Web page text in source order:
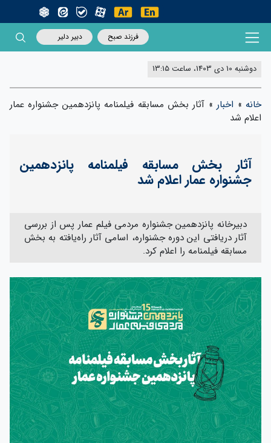
فرزند صبح دبیر دلیر
دوشنبه 10 دی 1403، ساعت 13:15
خانه» اخبار » آثار بخش مسابقه فیلمنامه‌ پانزدهمین جشنواره عمار
اعلام شد
آثار بخش مسابقه فیلمنامه‌ پانزدهمین
جشنواره عمار اعلام شد
دبیرخانه پانزدهمین جشنواره مردمی فیلم عمار پس از بررسی‌
آثار دریافتی این دوره جشنواره، اسامی آثار راه‌یافته به بخش
مسابقه فیلمنامه را اعلام کرد.